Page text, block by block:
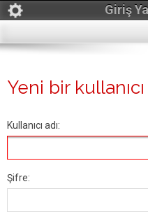
Giriş
Yeni bir kullanıcı
Kullanıcı adı:
Şifre: